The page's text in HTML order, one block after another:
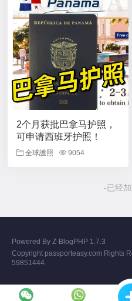
2个月获批巴拿马护照，
可申请西班牙护照！
全球護照 9054
-已经
Powered By Z-BlogPHP 1.7.3
Copyright passporteasy.com Rights
59851444